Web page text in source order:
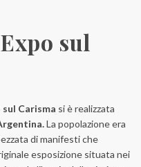
sul
sul Carisma si è realizzata
La popolazione era
di manifesti che
esposizione situata nei